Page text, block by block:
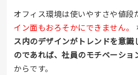
オフィス環境は使いやすさや値段
イン面もおろそかにできません。
ス内のデザインがトレンドを意識
のであれば、社員のモチベーショ
からです。